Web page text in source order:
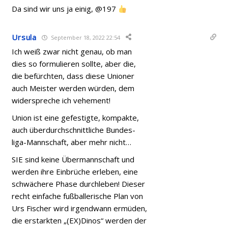
Da sind wir uns ja einig, @197
Ursula September 18, 2022 22:54
Ich weiß zwar nicht genau, ob man
dies so formulieren sollte, aber die,
die befürchten, dass diese Unioner
auch Meister werden würden, dem
widerspreche ich vehement!
Union ist eine gefestigte, kompakte,
auch überdurchschnittliche Bundes-
liga-Mannschaft, aber mehr nicht…
SIE sind keine Übermannschaft und
werden ihre Einbrüche erleben, eine
schwächere Phase durchleben! Dieser
recht einfache fußballerische Plan von
Urs Fischer wird irgendwann ermüden,
die erstarkten „(EX)Dinos“ werden der